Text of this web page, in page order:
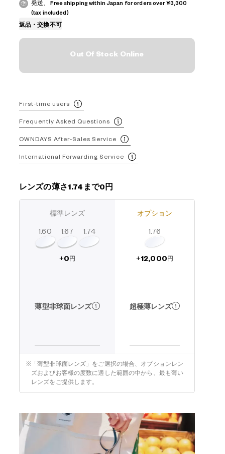
発送、 Free shipping within Japan for orders over ¥3,300
(tax included)
返品・交換不可
Out Of Stock Online
First-time users
Frequently Asked Questions
OWNDAYS After-Sales Service
International Forwarding Service
レンズの薄さ1.74まで0円
標準レンズ
1.60 1.67 1.74
+0 円
薄型非球面レンズ
オプション
1.76
+12,000 円
超極薄レンズ
※ 「薄型非球面レンズ」をご選択の場合、オプションレン
ズおよびお客様の度数に適した範囲の中から、最も薄い
レンズをご提供します。